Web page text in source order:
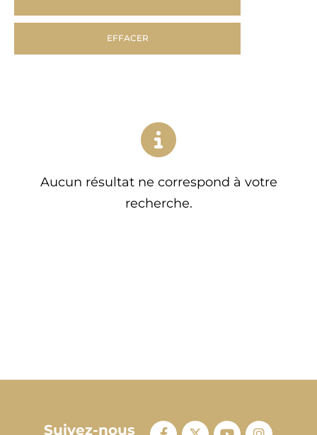
EFFACER
Aucun résultat ne correspond à votre
recherche.
Suivez-nous